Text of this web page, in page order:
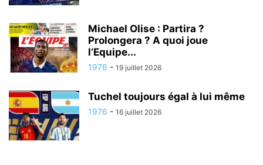
Michael Olise : Partira ?
Prolongera ? A quoi joue
l’Equipe...
1976 - 19 juillet 2026
Tuchel toujours égal à lui même
1976 - 16 juillet 2026